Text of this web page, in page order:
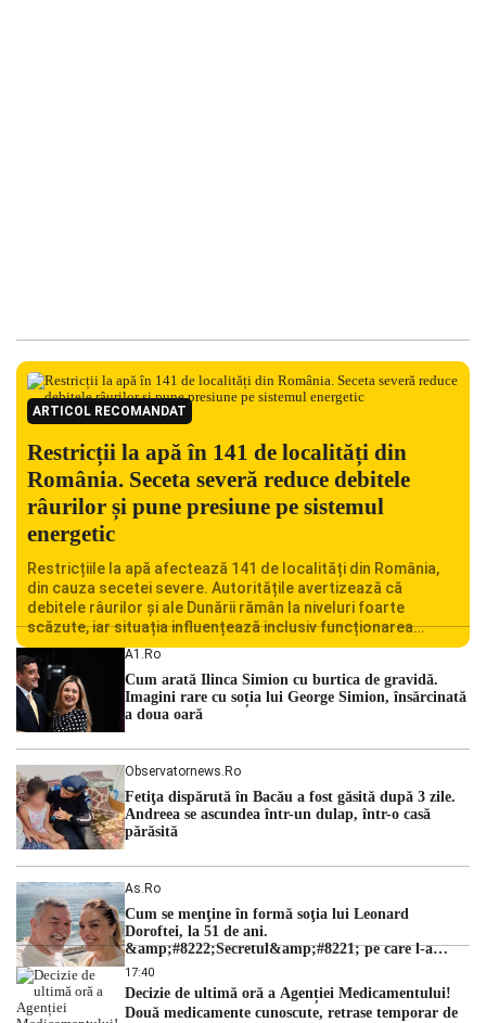
ARTICOL RECOMANDAT
Restricții la apă în 141 de localități din
România. Seceta severă reduce debitele
râurilor și pune presiune pe sistemul
energetic
Restricțiile la apă afectează 141 de localități din România,
din cauza secetei severe. Autoritățile avertizează că
debitele râurilor și ale Dunării rămân la niveluri foarte
scăzute, iar situația influențează inclusiv funcționarea
Centralei Nucleare de la Cernavodă. România se confruntă
cu una dintre cele mai dificile perioade din punct de vedere
hidrologic din ultimii ani. Lipsa […]
A1.ro
Cum arată Ilinca Simion cu burtica de gravidă.
Imagini rare cu soția lui George Simion, însărcinată
a doua oară
Observatornews.ro
Fetiţa dispărută în Bacău a fost găsită după 3 zile.
Andreea se ascundea într-un dulap, într-o casă
părăsită
As.ro
Cum se menţine în formă soţia lui Leonard
Doroftei, la 51 de ani.
&amp;#8222;Secretul&amp;#8221; pe care l-a
dezvăluit
17:40
Decizie de ultimă oră a Agenției Medicamentului!
Două medicamente cunoscute, retrase temporar de